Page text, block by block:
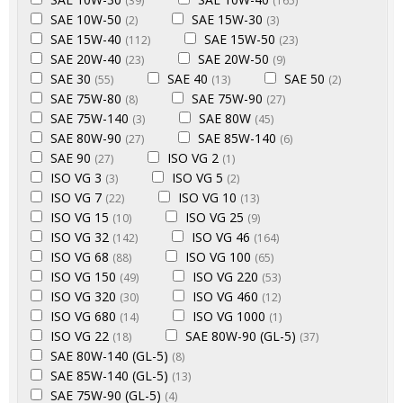
SAE 10W-50 (2) SAE 15W-30 (3)
SAE 15W-40 (112) SAE 15W-50 (23)
SAE 20W-40 (23) SAE 20W-50 (9)
SAE 30 (55) SAE 40 (13) SAE 50 (2)
SAE 75W-80 (8) SAE 75W-90 (27)
SAE 75W-140 (3) SAE 80W (45)
SAE 80W-90 (27) SAE 85W-140 (6)
SAE 90 (27) ISO VG 2 (1)
ISO VG 3 (3) ISO VG 5 (2)
ISO VG 7 (22) ISO VG 10 (13)
ISO VG 15 (10) ISO VG 25 (9)
ISO VG 32 (142) ISO VG 46 (164)
ISO VG 68 (88) ISO VG 100 (65)
ISO VG 150 (49) ISO VG 220 (53)
ISO VG 320 (30) ISO VG 460 (12)
ISO VG 680 (14) ISO VG 1000 (1)
ISO VG 22 (18) SAE 80W-90 (GL-5) (37)
SAE 80W-140 (GL-5) (8)
SAE 85W-140 (GL-5) (13)
SAE 75W-90 (GL-5) (4)